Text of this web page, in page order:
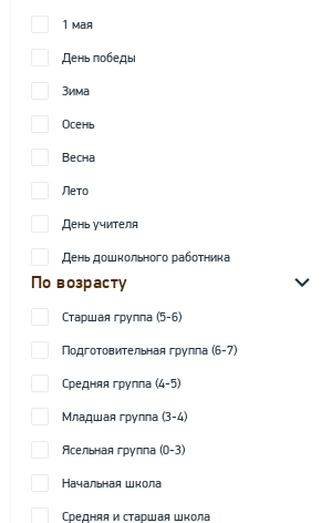
1 мая
День победы
Зима
Осень
Весна
Лето
День учителя
День дошкольного работника
По возрасту
Старшая группа (5-6)
Подготовительная группа (6-7)
Средняя группа (4-5)
Младшая группа (3-4)
Ясельная группа (0-3)
Начальная школа
Средняя и старшая школа